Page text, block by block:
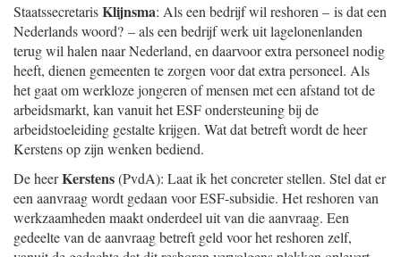
StaatssecretarisKlijnsma: Als een bedrijf wil reshoren – is dat een
Nederlands woord? – als een bedrijf werk uit lagelonenlanden
terug wil halen naar Nederland, en daarvoor extra personeel nodig
heeft, dienen gemeenten te zorgen voor dat extra personeel. Als
het gaat om werkloze jongeren of mensen met een afstand tot de
arbeidsmarkt, kan vanuit het ESF ondersteuning bij de
arbeidstoeleiding gestalte krijgen. Wat dat betreft wordt de heer
Kerstens op zijn wenken bediend.
De heerKerstens(PvdA): Laat ik het concreter stellen. Stel dat er
een aanvraag wordt gedaan voor ESF-subsidie. Het reshoren van
werkzaamheden maakt onderdeel uit van die aanvraag. Een
gedeelte van de aanvraag betreft geld voor het reshoren zelf,